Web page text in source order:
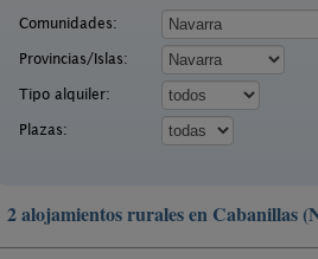
Comunidades:
Provincias/Islas:
Tipo alquiler:
Plazas:
2 alojamientos rurales en Cabanillas